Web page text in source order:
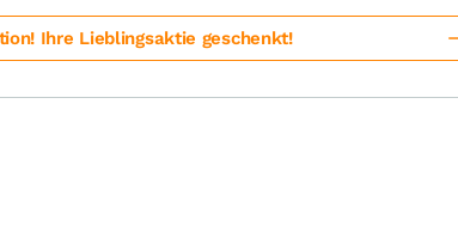
Ihre Lieblingsaktie geschenkt!